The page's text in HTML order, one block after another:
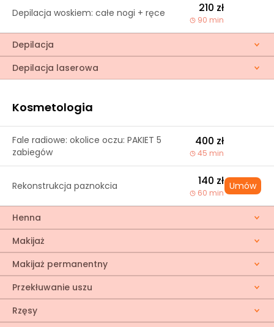
Depilacja woskiem: całe nogi + ręce 210 zł
90 min
Depilacja
Depilacja laserowa
Kosmetologia
Fale radiowe: okolice oczu: PAKIET 5
zabiegów
400 zł
45 min
Rekonstrukcja paznokcia 140 zł
60 min
Umów
Henna
Makijaż
Makijaż permanentny
Przekłuwanie uszu
Rzęsy